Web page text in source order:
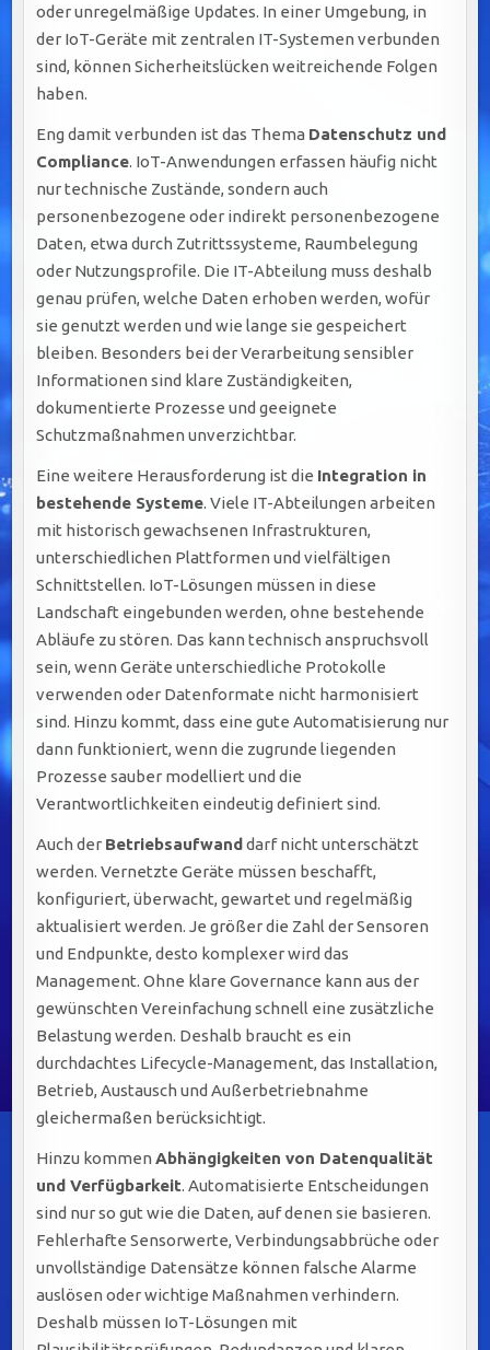
oder unregelmäßige Updates. In einer Umgebung, in
der IoT-Geräte mit zentralen IT-Systemen verbunden
sind, können Sicherheitslücken weitreichende Folgen
haben.
Eng damit verbunden ist das Thema Datenschutz und
Compliance. IoT-Anwendungen erfassen häufig nicht
nur technische Zustände, sondern auch
personenbezogene oder indirekt personenbezogene
Daten, etwa durch Zutrittssysteme, Raumbelegung
oder Nutzungsprofile. Die IT-Abteilung muss deshalb
genau prüfen, welche Daten erhoben werden, wofür
sie genutzt werden und wie lange sie gespeichert
bleiben. Besonders bei der Verarbeitung sensibler
Informationen sind klare Zuständigkeiten,
dokumentierte Prozesse und geeignete
Schutzmaßnahmen unverzichtbar.
Eine weitere Herausforderung ist die Integration in
bestehende Systeme. Viele IT-Abteilungen arbeiten
mit historisch gewachsenen Infrastrukturen,
unterschiedlichen Plattformen und vielfältigen
Schnittstellen. IoT-Lösungen müssen in diese
Landschaft eingebunden werden, ohne bestehende
Abläufe zu stören. Das kann technisch anspruchsvoll
sein, wenn Geräte unterschiedliche Protokolle
verwenden oder Datenformate nicht harmonisiert
sind. Hinzu kommt, dass eine gute Automatisierung nur
dann funktioniert, wenn die zugrunde liegenden
Prozesse sauber modelliert und die
Verantwortlichkeiten eindeutig definiert sind.
Auch der Betriebsaufwanddarf nicht unterschätzt
werden. Vernetzte Geräte müssen beschafft,
konfiguriert, überwacht, gewartet und regelmäßig
aktualisiert werden. Je größer die Zahl der Sensoren
und Endpunkte, desto komplexer wird das
Management. Ohne klare Governance kann aus der
gewünschten Vereinfachung schnell eine zusätzliche
Belastung werden. Deshalb braucht es ein
durchdachtes Lifecycle-Management, das Installation,
Betrieb, Austausch und Außerbetriebnahme
gleichermaßen berücksichtigt.
Hinzu kommenAbhängigkeiten von Datenqualität
und Verfügbarkeit. Automatisierte Entscheidungen
sind nur so gut wie die Daten, auf denen sie basieren.
Fehlerhafte Sensorwerte, Verbindungsabbrüche oder
unvollständige Datensätze können falsche Alarme
auslösen oder wichtige Maßnahmen verhindern.
Deshalb müssen IoT-Lösungen mit